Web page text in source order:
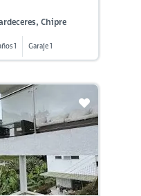
Chipre
1 Garaje 1